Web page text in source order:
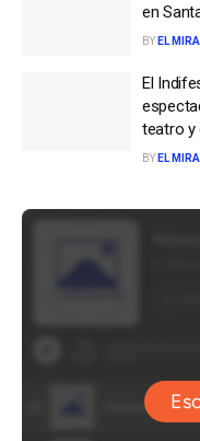
en
BY EL
El
teatro y
BY EL